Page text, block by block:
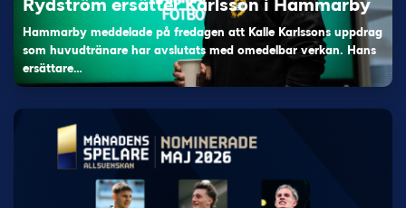
Rydström ersätter Karlsson i Hammarby
Hammarby meddelade på fredagen att Kalle Karlssons uppdrag
som huvudtränare har avslutats med omedelbar verkan. Hans
ersättare…